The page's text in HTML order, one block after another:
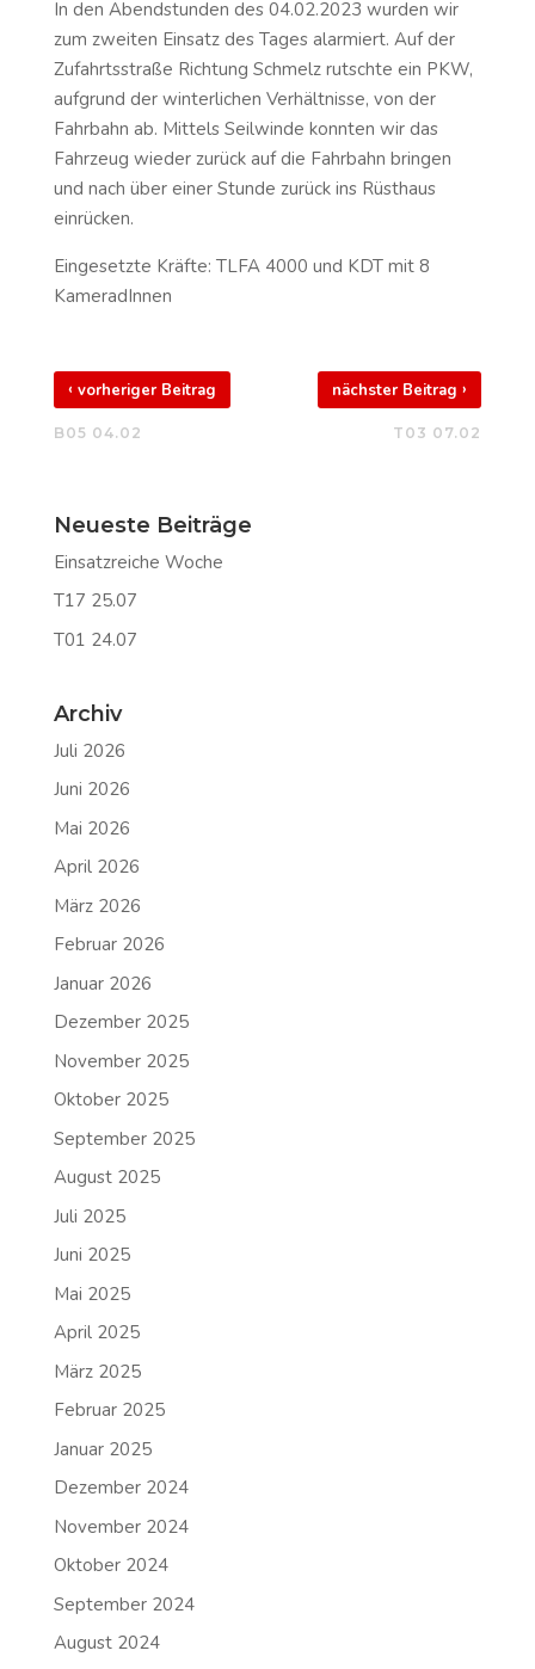
In den Abendstunden des 04.02.2023 wurden wir
zum zweiten Einsatz des Tages alarmiert. Auf der
Zufahrtsstraße Richtung Schmelz rutschte ein PKW,
aufgrund der winterlichen Verhältnisse, von der
Fahrbahn ab. Mittels Seilwinde konnten wir das
Fahrzeug wieder zurück auf die Fahrbahn bringen
und nach über einer Stunde zurück ins Rüsthaus
einrücken.
Eingesetzte Kräfte: TLFA 4000 und KDT mit 8
KameradInnen
‹ vorheriger Beitrag
B05 04.02
nächster Beitrag›
T03 07.02
Neueste Beiträge
Einsatzreiche Woche
T17 25.07
T01 24.07
Archiv
Juli 2026
Juni 2026
Mai 2026
April 2026
März 2026
Februar 2026
Januar 2026
Dezember 2025
November 2025
Oktober 2025
September 2025
August 2025
Juli 2025
Juni 2025
Mai 2025
April 2025
März 2025
Februar 2025
Januar 2025
Dezember 2024
November 2024
Oktober 2024
September 2024
August 2024